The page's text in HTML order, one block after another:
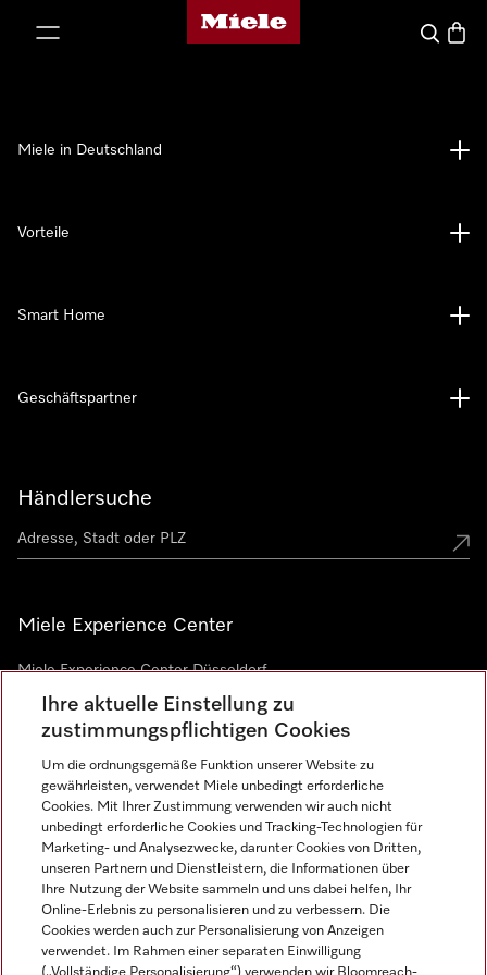
Miele-Homepage
Suche
Händlersuche
Miele Experience Center
Miele Experience Center Düsseldorf
Miele Experience Center Gütersloh
Newsletter
Miele in Deutschland
Vorteile
Smart Home
Geschäftspartner
Ihre aktuelle Einstellung zu
zustimmungspflichtigen Cookies
Um die ordnungsgemäße Funktion unserer Website zu
gewährleisten, verwendet Miele unbedingt erforderliche
Cookies. Mit Ihrer Zustimmung verwenden wir auch nicht
unbedingt erforderliche Cookies und Tracking-Technologien für
Marketing- und Analysezwecke, darunter Cookies von Dritten,
unseren Partnern und Dienstleistern, die Informationen über
Ihre Nutzung der Website sammeln und uns dabei helfen, Ihr
Online-Erlebnis zu personalisieren und zu verbessern. Die
Cookies werden auch zur Personalisierung von Anzeigen
verwendet. Im Rahmen einer separaten Einwilligung